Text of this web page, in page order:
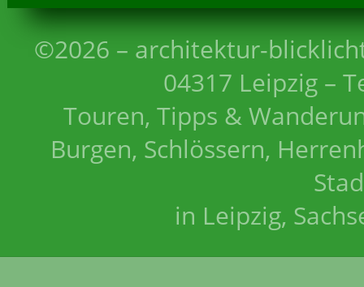
©2026 – architektur-
04317 Leipzig –
Touren, Tipps &
Burgen, Schlössern,
in Leipzig,